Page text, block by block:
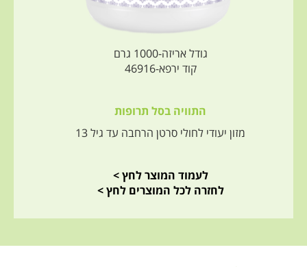
גודל אריזה-1000 גרם
קוד ירפא-
46916
התוויה בסל תרופות
מזון יעודי לחולי סרטן הרחבה עד גיל 13
לעמוד המוצר לחץ >
לחזרה לכל המוצרים לחץ >